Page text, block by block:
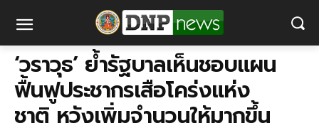
‘วราวุธ’ ย้ำรัฐบาลเห็นชอบแผน
ฟื้นฟูประชากรเสือโคร่งแห่ง
ชาติ หวังเพิ่มจำนวนให้มากขึ้น